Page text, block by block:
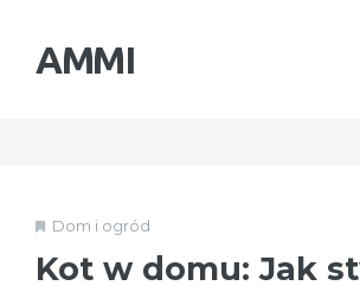
AMMI
Dom i ogród
Kot w domu: Jak